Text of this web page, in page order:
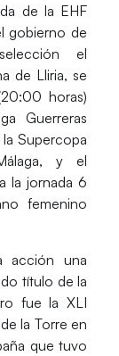
de la EHF
gobierno de
el
de Lliria, se
horas)
Guerreras
Supercopa
y el
la jornada 6
femenino
acción una
título de la
fue la XLI
la Torre en
que tuvo